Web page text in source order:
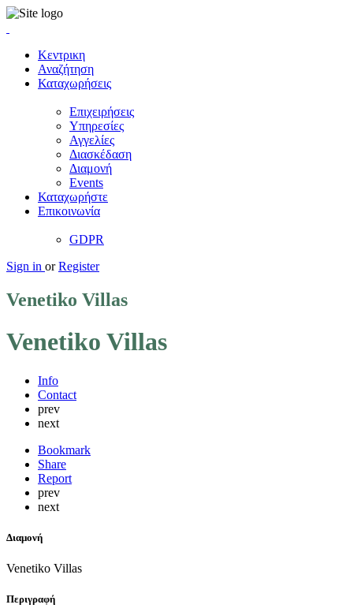
Κεντρικη
Αναζήτηση
Καταχωρήσεις
Επιχειρήσεις
Υπηρεσίες
Αγγελίες
Διασκέδαση
Διαμονή
Events
Καταχωρήστε
Επικοινωνία
GDPR
Sign in or Register
Venetiko Villas
Venetiko Villas
Info
Contact
prev
next
Bookmark
Share
Report
prev
next
Διαμονή
Venetiko Villas
Περιγραφή